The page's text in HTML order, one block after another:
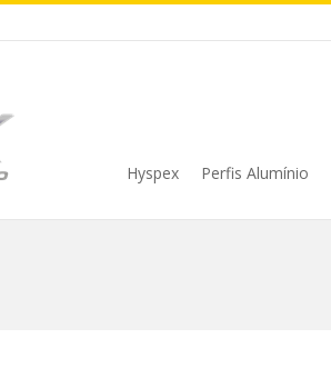
Hyspex Perfis Alumínio